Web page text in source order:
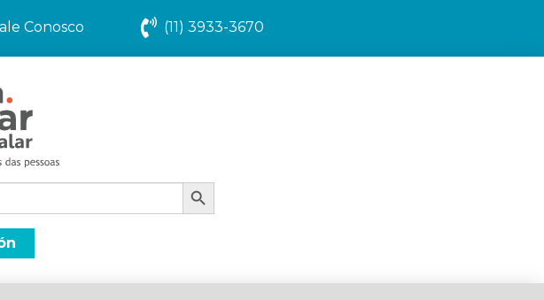
Conosco (11) 3933-3670
Search Button